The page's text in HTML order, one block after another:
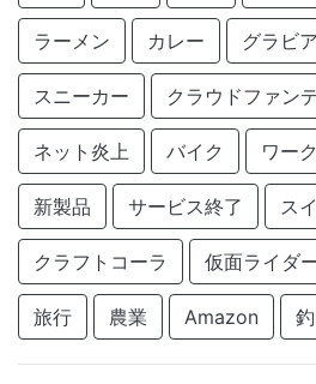
ラーメン カレー グラビア
スニーカー クラウドファン
ネット炎上 バイク ワー
新製品 サービス終了 ス
クラフトコーラ 仮面ライダ
旅行 農業 Amazon